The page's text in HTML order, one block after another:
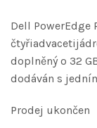
Dell PowerEdge
doplněný o 32
dodáván s
Prodej ukončen